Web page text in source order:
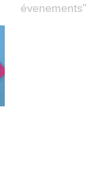
évenements"